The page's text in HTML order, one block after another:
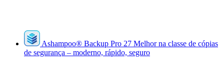
Ashampoo® Backup Pro 27 Melhor na classe de cópias
de segurança – moderno, rápido, seguro